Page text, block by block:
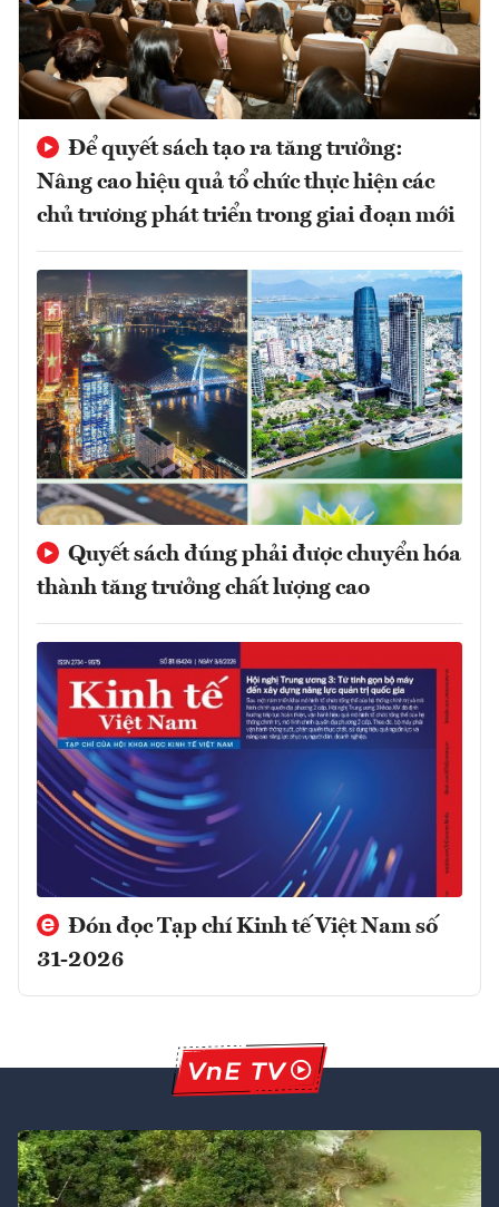
Để quyết sách tạo ra tăng trưởng:
Nâng cao hiệu quả tổ chức thực hiện các
chủ trương phát triển trong giai đoạn mới
Quyết sách đúng phải được chuyển hóa
thành tăng trưởng chất lượng cao
Đón đọc Tạp chí Kinh tế Việt Nam số
31-2026